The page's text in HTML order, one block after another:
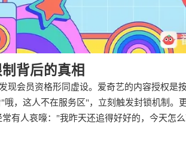
背后的真相
会员资格形同虚设。爱奇艺的内容授权是
，这人不在服务区"，立刻触发封锁机制。
有人哀嚎："我昨天还追得好好的，今天怎